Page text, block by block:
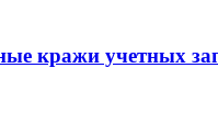
кражи учетных